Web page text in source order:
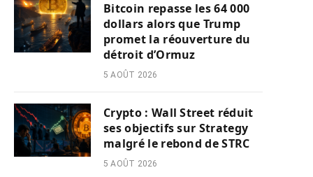
Bitcoin repasse les 64 000
dollars alors que Trump
promet la réouverture du
détroit d’Ormuz
5 AOÛT 2026
Crypto : Wall Street réduit
ses objectifs sur Strategy
malgré le rebond de STRC
5 AOÛT 2026